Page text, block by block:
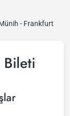
- Frankfurt
Bileti